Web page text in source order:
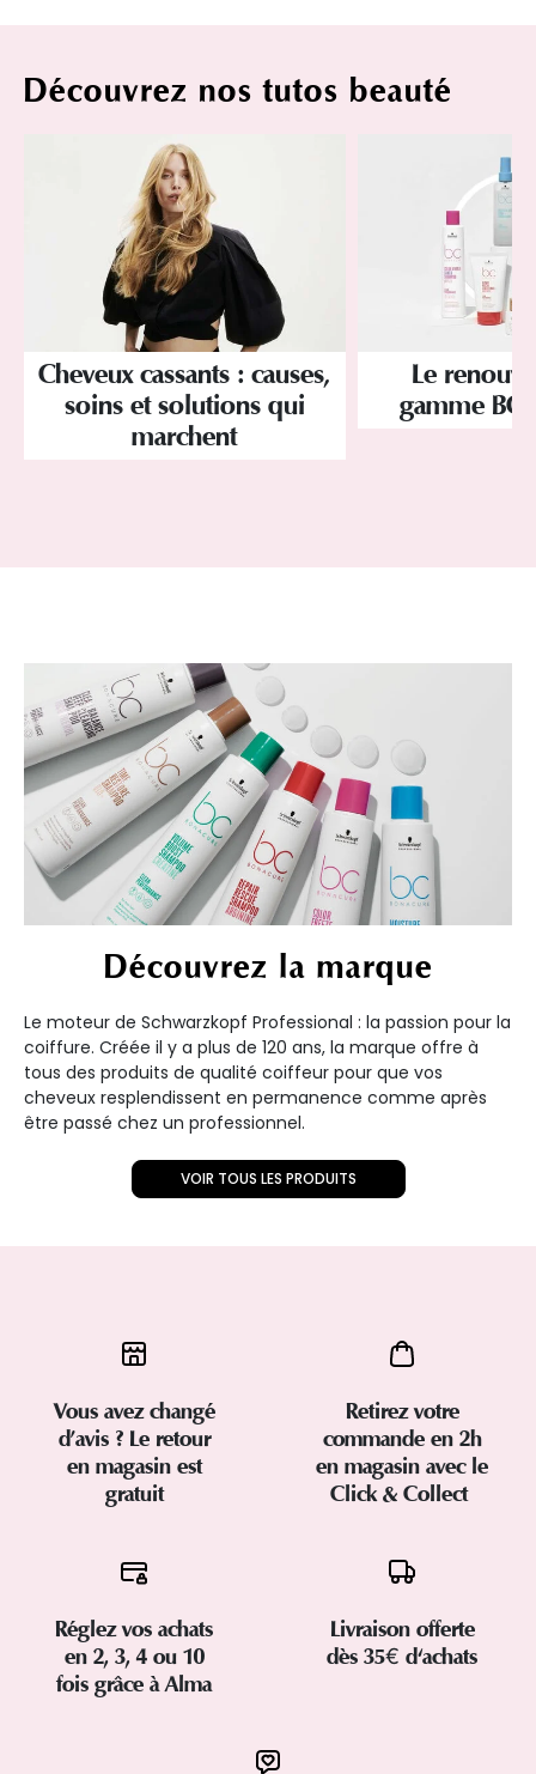
Découvrez nos tutos beauté
Cheveux cassants : causes,
soins et solutions qui
marchent
Le
gamme BC
Découvrez la marque
Le moteur de Schwarzkopf Professional : la passion pour la
coiffure. Créée il y a plus de 120 ans, la marque offre à
tous des produits de qualité coiffeur pour que vos
cheveux resplendissent en permanence comme après
être passé chez un professionnel.
VOIR TOUS LES PRODUITS
Vous avez changé
d’avis ? Le retour
en magasin est
gratuit
Retirez votre
commande en 2h
en magasin avec le
Click & Collect
Réglez vos achats
en 2, 3, 4 ou 10
fois grâce à Alma
Livraison offerte
dès 35€ d'achats